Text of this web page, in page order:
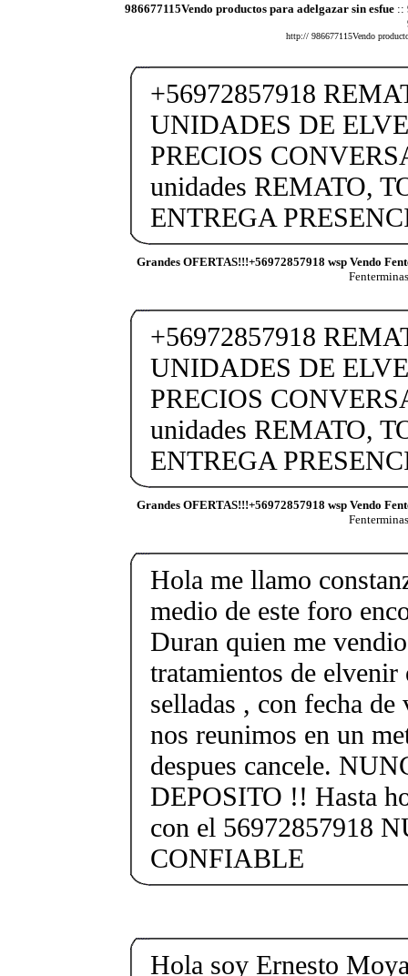
986677115Vendo productos para adelgazar sin esfue::
http:// 986677115Vendo
+56972857918
UNIDADES DE
PRECIOS
unidades REMATO,
ENTREGA
Grandes OFERTAS!!!+56972857918 wsp Vendo
+56972857918
UNIDADES DE
PRECIOS
unidades REMATO,
ENTREGA
Grandes OFERTAS!!!+56972857918 wsp Vendo
Hola me llamo
medio de este foro
Duran quien me
tratamientos de elvenir
selladas , con fecha
nos reunimos en un
despues cancele.
DEPOSITO !! Hasta
con el 56972857918
CONFIABLE
Hola soy Ernesto